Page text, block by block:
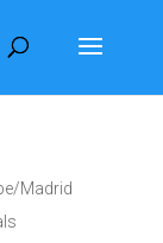
Madrid